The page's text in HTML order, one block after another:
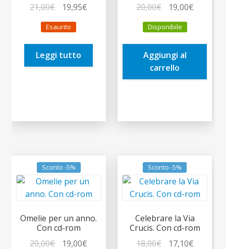
21,00€
prezzo
originale
era:
21,00€.
19,95€
è:
Esaurito
Leggi tutto
20,00€
prezzo
originale
era:
20,00€.
19,00€Il
è:
Disponibile
Aggiungi al
carrello
Sconto -5%
Omelie per un anno.
Con cd-rom
20,00€ 19,00€
Sconto -5%
Celebrare la Via
Crucis. Con cd-rom
18,00€ 17,10€Il